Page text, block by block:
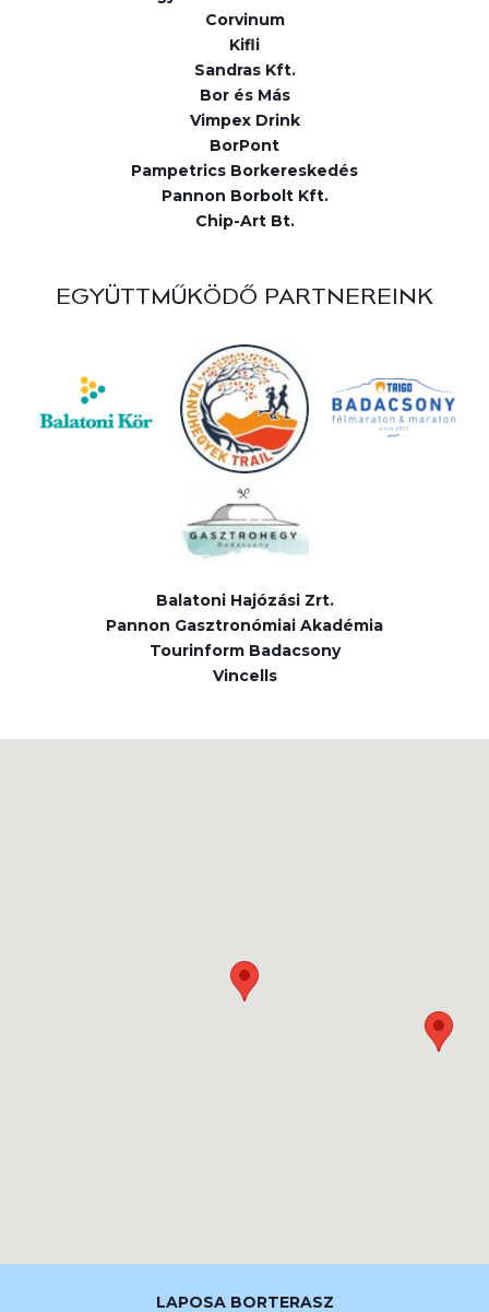
Corvinum
Kifli
Sandras Kft.
Bor és Más
Vimpex Drink
BorPont
Pampetrics Borkereskedés
Pannon Borbolt Kft.
Chip-Art Bt.
EGYÜTTMŰKÖDŐ PARTNEREINK
Balatoni Hajózási Zrt.
Pannon Gasztronómiai Akadémia
Tourinform Badacsony
Vincells
LAPOSA BORTERASZ